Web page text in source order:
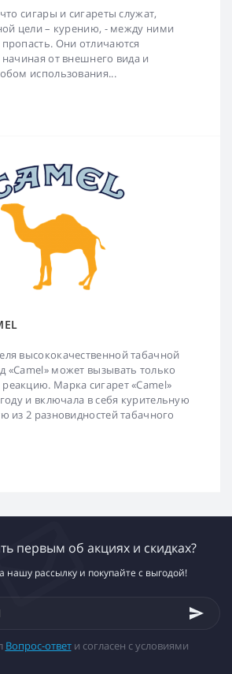
сигары и сигареты служат,
цели – курению, - между ними
Они отличаются
от внешнего вида и
использования...
высококачественной табачной
«Camel» может вызывать только
Марка сигарет «Camel»
и включала в себя курительную
из 2 разновидностей табачного
первым об акциях и скидках?
рассылку и покупайте с выгодой!
Вопрос-ответи согласен с условиями